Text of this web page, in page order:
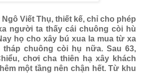
Viết Thụ, thiết kế, chỉ cho phép
người ta thấy cái chuông còi hù
họ cho xây bú xua la mua từ xa
tháp chuông còi hụ nữa. Sau 63,
chơi cha thiên hạ xây khách
một tầng nên chận hết. Từ khu